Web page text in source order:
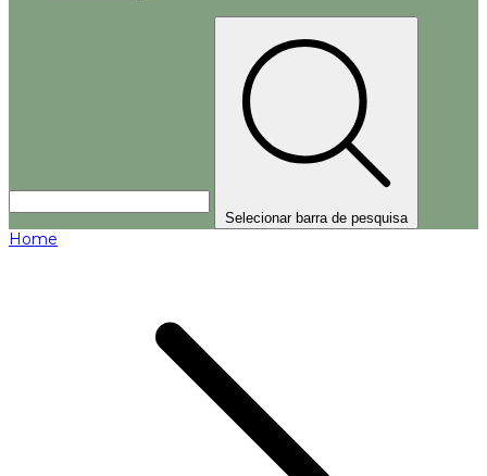
Selecionar barra de pesquisa
Home